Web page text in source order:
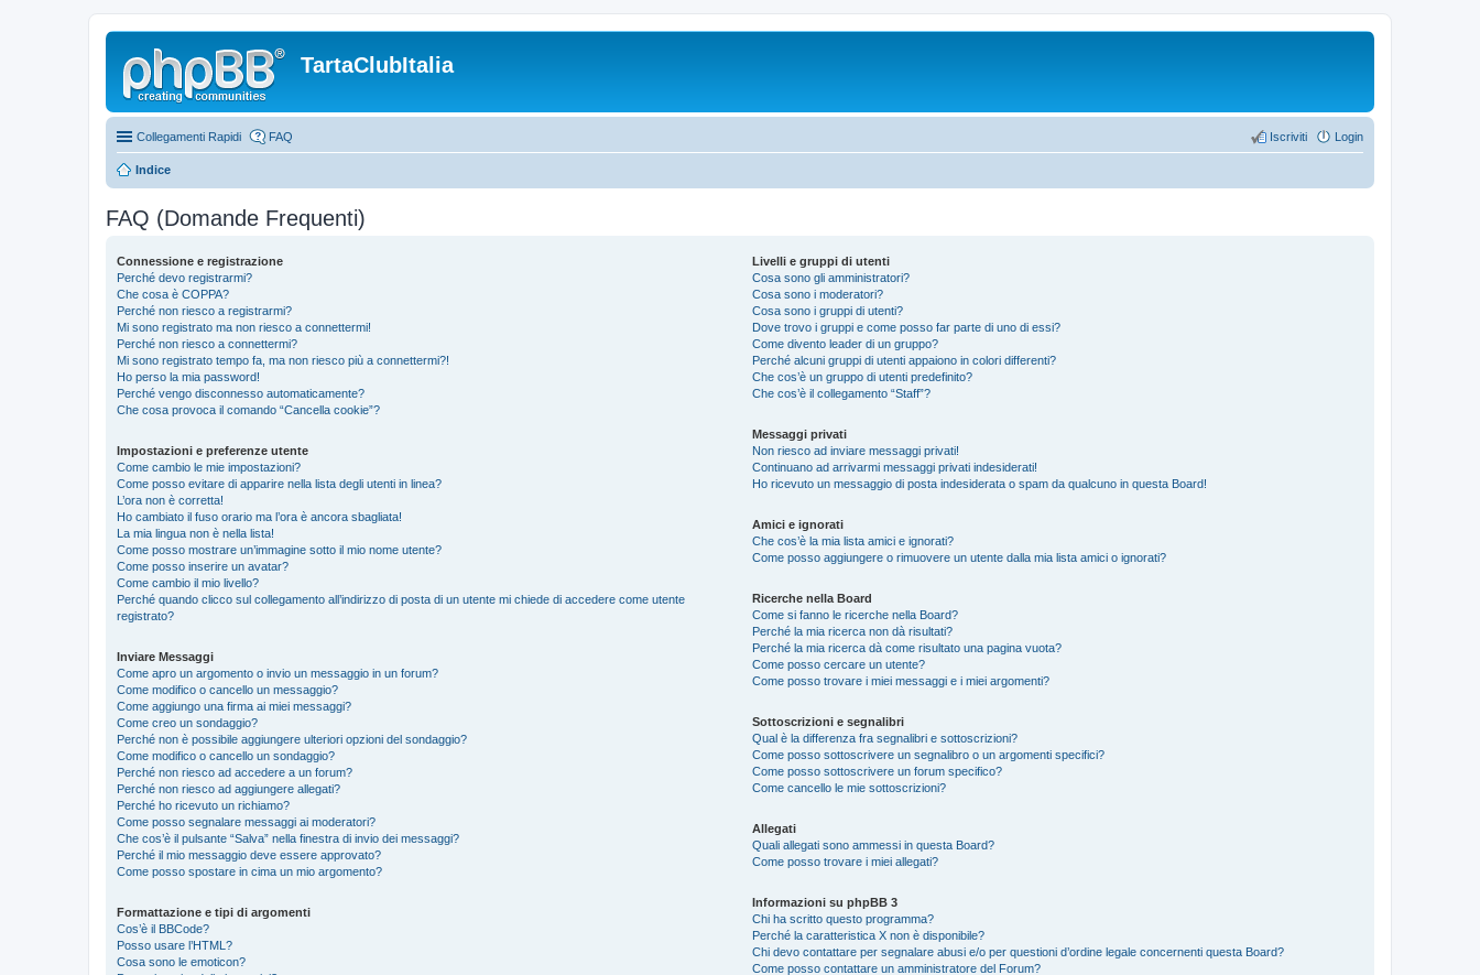
TartaClubItalia
Collegamenti Rapidi FAQ Login
Iscriviti
Indice
FAQ (Domande Frequenti)
Connessione e registrazione
Perché devo registrarmi?
Che cosa è COPPA?
Perché non riesco a registrarmi?
Mi sono registrato ma non riesco a connettermi!
Perché non riesco a connettermi?
Mi sono registrato tempo fa, ma non riesco più a connettermi?!
Ho perso la mia password!
Perché vengo disconnesso automaticamente?
Che cosa provoca il comando “Cancella cookie”?
Impostazioni e preferenze utente
Come cambio le mie impostazioni?
Come posso evitare di apparire nella lista degli utenti in linea?
L’ora non è corretta!
Ho cambiato il fuso orario ma l’ora è ancora sbagliata!
La mia lingua non è nella lista!
Come posso mostrare un’immagine sotto il mio nome utente?
Come posso inserire un avatar?
Come cambio il mio livello?
Perché quando clicco sul collegamento all’indirizzo di posta di un utente mi chiede di accedere come utente
registrato?
Inviare Messaggi
Come apro un argomento o invio un messaggio in un forum?
Come modifico o cancello un messaggio?
Come aggiungo una firma ai miei messaggi?
Come creo un sondaggio?
Perché non è possibile aggiungere ulteriori opzioni del sondaggio?
Come modifico o cancello un sondaggio?
Perché non riesco ad accedere a un forum?
Perché non riesco ad aggiungere allegati?
Perché ho ricevuto un richiamo?
Come posso segnalare messaggi ai moderatori?
Che cos’è il pulsante “Salva” nella finestra di invio dei messaggi?
Perché il mio messaggio deve essere approvato?
Come posso spostare in cima un mio argomento?
Formattazione e tipi di argomenti
Cos’è il BBCode?
Posso usare l’HTML?
Cosa sono le emoticon?
Livelli e gruppi di utenti
Cosa sono gli amministratori?
Cosa sono i moderatori?
Cosa sono i gruppi di utenti?
Dove trovo i gruppi e come posso far parte di uno di essi?
Come divento leader di un gruppo?
Perché alcuni gruppi di utenti appaiono in colori differenti?
Che cos’è un gruppo di utenti predefinito?
Che cos’è il collegamento “Staff”?
Messaggi privati
Non riesco ad inviare messaggi privati!
Continuano ad arrivarmi messaggi privati indesiderati!
Ho ricevuto un messaggio di posta indesiderata o spam da qualcuno in questa Board!
Amici e ignorati
Che cos’è la mia lista amici e ignorati?
Come posso aggiungere o rimuovere un utente dalla mia lista amici o ignorati?
Ricerche nella Board
Come si fanno le ricerche nella Board?
Perché la mia ricerca non dà risultati?
Perché la mia ricerca dà come risultato una pagina vuota?
Come posso cercare un utente?
Come posso trovare i miei messaggi e i miei argomenti?
Sottoscrizioni e segnalibri
Qual è la differenza fra segnalibri e sottoscrizioni?
Come posso sottoscrivere un segnalibro o un argomenti specifici?
Come posso sottoscrivere un forum specifico?
Come cancello le mie sottoscrizioni?
Allegati
Quali allegati sono ammessi in questa Board?
Come posso trovare i miei allegati?
Informazioni su phpBB 3
Chi ha scritto questo programma?
Perché la caratteristica X non è disponibile?
Chi devo contattare per segnalare abusi e/o per questioni d’ordine legale concernenti questa Board?
Come posso contattare un amministratore del Forum?